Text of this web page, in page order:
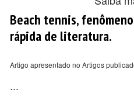
Beach tennis,
rápida de literatura.
Artigo apresentado no Artigos
...